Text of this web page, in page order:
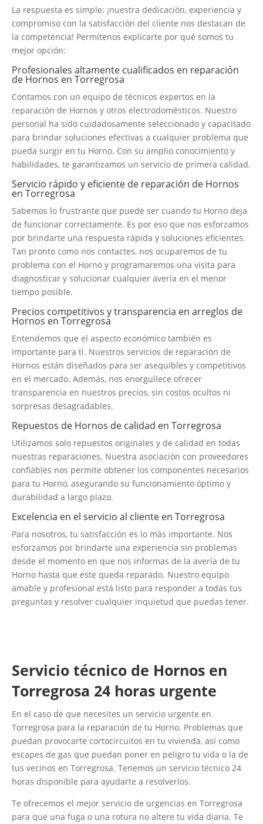
La respuesta es simple: ¡nuestra dedicación, experiencia y
compromiso con la satisfacción del cliente nos destacan de
la competencia! Permítenos explicarte por qué somos tu
mejor opción:
Profesionales altamente cualificados en reparación
de Hornos en Torregrosa
Contamos con un equipo de técnicos expertos en la
reparación de Hornos y otros electrodomésticos. Nuestro
personal ha sido cuidadosamente seleccionado y capacitado
para brindar soluciones efectivas a cualquier problema que
pueda surgir en tu Horno. Con su amplio conocimiento y
habilidades, te garantizamos un servicio de primera calidad.
Servicio rápido y eficiente de reparación de Hornos
en Torregrosa
Sabemos lo frustrante que puede ser cuando tu Horno deja
de funcionar correctamente. Es por eso que nos esforzamos
por brindarte una respuesta rápida y soluciones eficientes.
Tan pronto como nos contactes, nos ocuparemos de tu
problema con el Horno y programaremos una visita para
diagnosticar y solucionar cualquier avería en el menor
tiempo posible.
Precios competitivos y transparencia en arreglos de
Hornos en Torregrosa
Entendemos que el aspecto económico también es
importante para ti. Nuestros servicios de reparación de
Hornos están diseñados para ser asequibles y competitivos
en el mercado. Además, nos enorgullece ofrecer
transparencia en nuestros precios, sin costos ocultos ni
sorpresas desagradables.
Repuestos de Hornos de calidad en Torregrosa
Utilizamos solo repuestos originales y de calidad en todas
nuestras reparaciones. Nuestra asociación con proveedores
confiables nos permite obtener los componentes necesarios
para tu Horno, asegurando su funcionamiento óptimo y
durabilidad a largo plazo.
Excelencia en el servicio al cliente en Torregrosa
Para nosotros, tu satisfacción es lo más importante. Nos
esforzamos por brindarte una experiencia sin problemas
desde el momento en que nos informas de la avería de tu
Horno hasta que este queda reparado. Nuestro equipo
amable y profesional está listo para responder a todas tus
preguntas y resolver cualquier inquietud que puedas tener.
Servicio técnico de Hornos en
Torregrosa 24 horas urgente
En el caso de que necesites un servicio urgente en
Torregrosa para la reparación de tu Horno. Problemas que
puedan provocarte cortocircuitos en tu vivienda, así como
escapes de gas que puedan poner en peligro tu vida o la de
tus vecinos en Torregrosa. Tenemos un servicio técnico 24
horas disponible para ayudarte a resolverlos.
Te ofrecemos el mejor servicio de urgencias en Torregrosa
para que una fuga o una rotura no altere tu vida diaria. Te